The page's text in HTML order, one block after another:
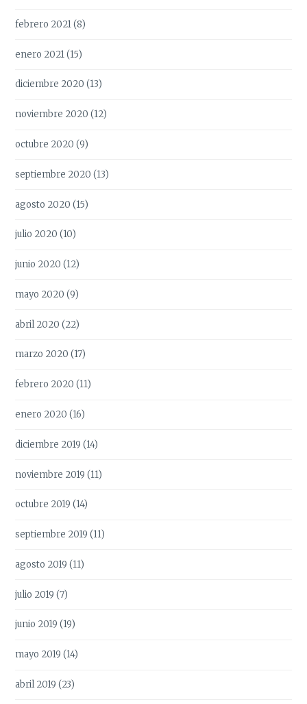
febrero 2021(8)
enero 2021(15)
diciembre 2020 (13)
noviembre 2020 (12)
octubre 2020 (9)
septiembre 2020 (13)
agosto 2020 (15)
julio 2020 (10)
junio 2020 (12)
mayo 2020 (9)
abril 2020 (22)
marzo 2020 (17)
febrero 2020 (11)
enero 2020 (16)
diciembre 2019 (14)
noviembre 2019 (11)
octubre 2019 (14)
septiembre 2019 (11)
agosto 2019 (11)
julio 2019 (7)
junio 2019 (19)
mayo 2019 (14)
abril 2019 (23)